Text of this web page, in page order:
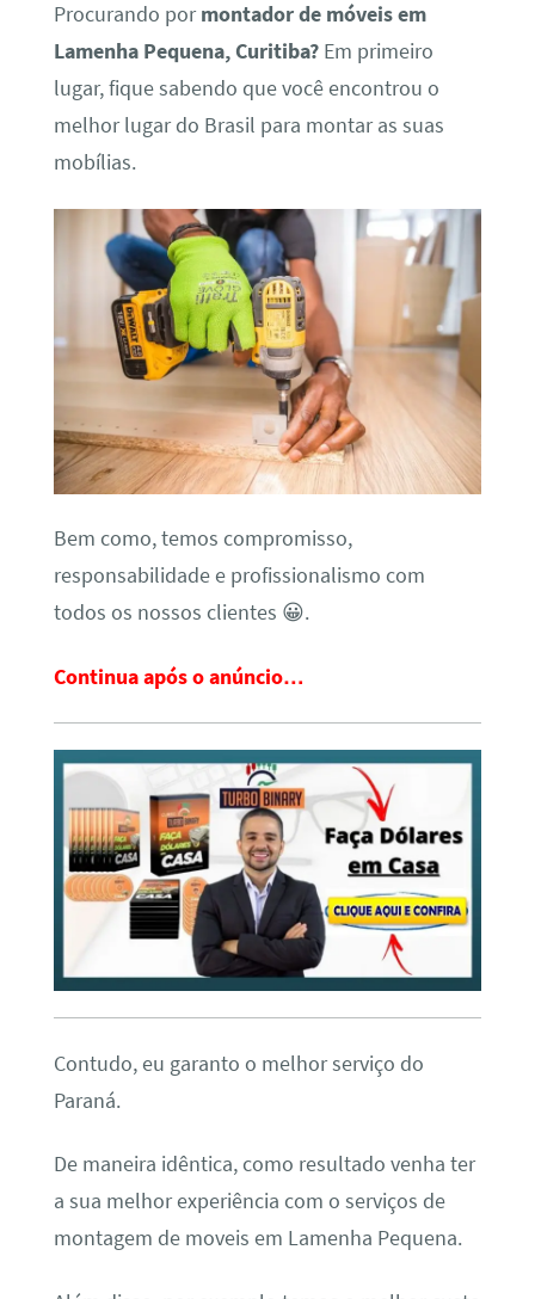
Procurando pormontador de móveis em
Lamenha Pequena, Curitiba?Em primeiro
lugar, fique sabendo que você encontrou o
melhor lugar do Brasil para montar as suas
mobílias.
Bem como, temos compromisso,
responsabilidade e profissionalismo com
todos os nossos clientes 😀.
Continua após o anúncio…
Contudo, eu garanto o melhor serviço do
Paraná.
De maneira idêntica, como resultado venha ter
a sua melhor experiência com o serviços de
montagem de moveis em Lamenha Pequena.